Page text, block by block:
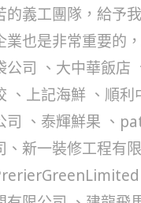
的義工團隊，給予
業也是非常重要的
公司 、大中華飯店
、上記海鮮 、順利
司 、泰輝鮮果 、
、新一裝修工程有